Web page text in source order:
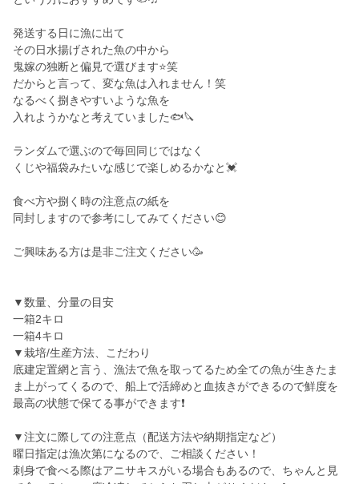
発送する日に漁に出て
その日水揚げされた魚の中から
鬼嫁の独断と偏見で選びます⭐️笑
だからと言って、変な魚は入れません！笑
なるべく捌きやすいような魚を
入れようかなと考えていました🐟🔪
ランダムで選ぶので毎回同じではなく
くじや福袋みたいな感じで楽しめるかなと💓
食べ方や捌く時の注意点の紙を
同封しますので参考にしてみてください😊
ご興味ある方は是非ご注文ください🥳
▼数量、分量の目安
一箱2キロ
一箱4キロ
▼栽培/生産方法、こだわり
底建定置網と言う、漁法で魚を取ってるため全ての魚が生きたま
ま上がってくるので、船上で活締めと血抜きができるので鮮度を
最高の状態で保てる事ができます❗️
▼注文に際しての注意点（配送方法や納期指定など）
曜日指定は漁次第になるので、ご相談ください！
刺身で食べる際はアニサキスがいる場合もあるので、ちゃんと見